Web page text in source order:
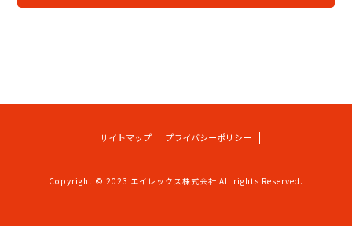
サイトマップ プライバシーポリシー
Copyright © 2023 エイレックス株式会社 All rights Reserved.